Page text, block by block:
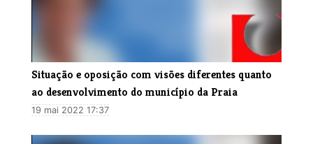
Situação e oposição com visões diferentes quanto
ao desenvolvimento do município da Praia
19 mai 2022 17:37